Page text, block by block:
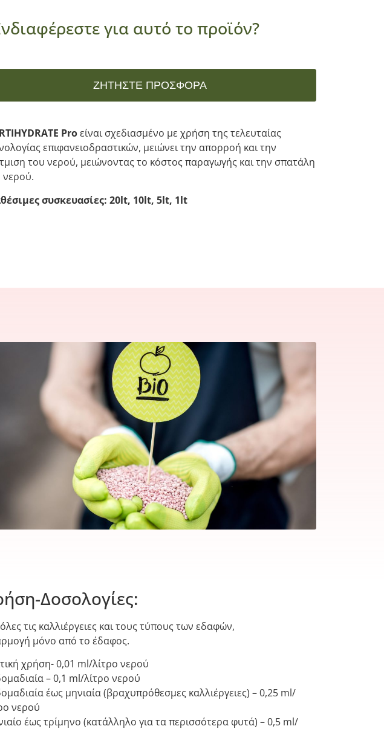
για αυτό το προϊόν?
ΖΗΤΉΣΤΕ ΠΡΟΣΦΟΡΆ
Proείναι σχεδιασμένο με χρήση της τελευταίας
επιφανειοδραστικών, μειώνει την απορροή και την
του νερού, μειώνοντας το κόστος παραγωγής και την σπατάλη
νερού.
συσκευασίες: 20lt, 10lt, 5lt, 1lt
Δοσολογίες:
τις καλλιέργειες και τους τύπους των εδαφών,
μόνο από το έδαφος.
χρήση- 0,01 ml/λίτρο νερού
– 0,1 ml/λίτρο νερού
έως μηνιαία (βραχυπρόθεσμες καλλιέργειες) – 0,25 ml/
νερού
έως τρίμηνο (κατάλληλο για τα περισσότερα φυτά) – 0,5 ml/